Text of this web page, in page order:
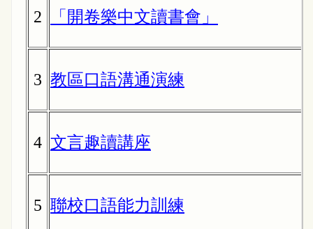
2 「開卷樂中文讀書會」
3 教區口語溝通演練
4 文言趣讀講座
5 聯校口語能力訓練